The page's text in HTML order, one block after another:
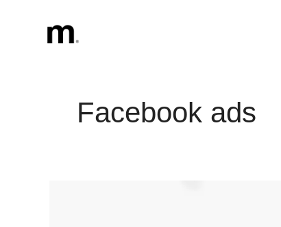
contenuto
Facebook ads